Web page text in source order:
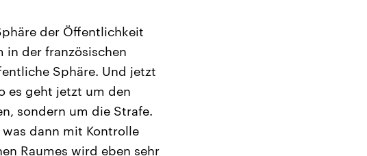
der Öffentlichkeit
in der französischen
Sphäre. Und jetzt
es geht jetzt um den
sondern um die Strafe.
dann mit Kontrolle
Raumes wird eben sehr